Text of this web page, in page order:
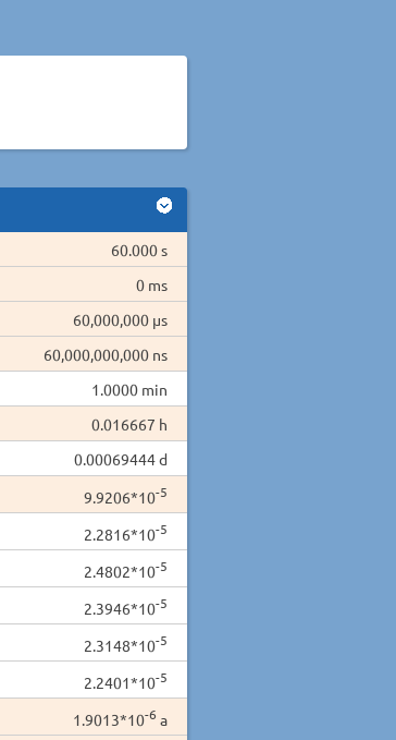
60.000 s
0 ms
60,000,000 µs
60,000,000,000 ns
1.0000 min
0.016667 h
0.00069444 d
9.9206*10-5
2.2816*10-5
2.4802*10-5
2.3946*10-5
2.3148*10-5
2.2401*10-5
1.9013*10-6 a